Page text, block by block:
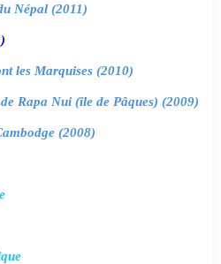
Népal (2011)
les Marquises (2010)
Rapa Nui (île de Pâques) (2009)
(2008)